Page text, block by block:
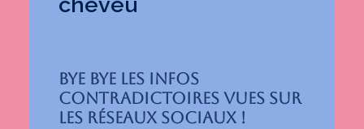
Bye bye les infos
contradictoires vues sur
les réseaux sociaux !